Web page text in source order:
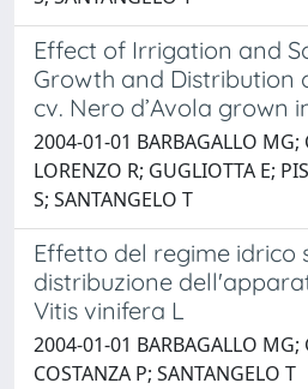
Effect of Irrigation and
Growth and Distribution
cv. Nero d’Avola grown
2004-01-01 BARBAGALLO MG;
LORENZO R; GUGLIOTTA E;
S; SANTANGELO T
Effetto del regime idrico
distribuzione
Vitis vinifera L
2004-01-01 BARBAGALLO MG;
COSTANZA P; SANTANGELO T